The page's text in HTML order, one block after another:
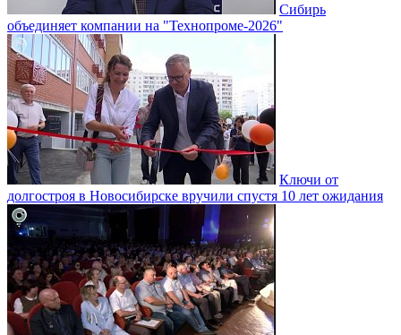
Сибирь
объединяет компании на "Технопроме-2026"
Ключи от
долгостроя в Новосибирске вручили спустя 10 лет ожидания